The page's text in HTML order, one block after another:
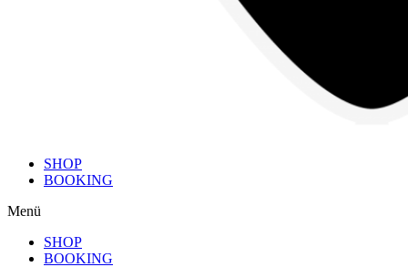
SHOP
BOOKING
Menü
SHOP
BOOKING